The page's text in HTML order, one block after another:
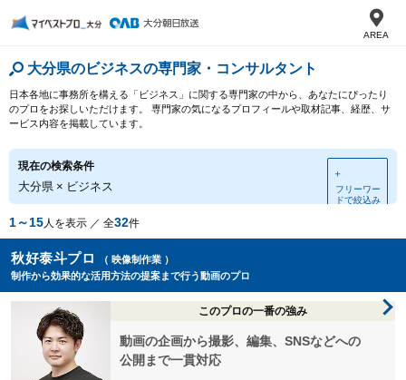
AREA
大分県のビジネスの専門家・コンサルタント
日本各地に事務所を構える「ビジネス」に関する専門家の中から、あなたにぴったり
のプロをお探しいただけます。 専門家の気になるプロフィールや取材記事、経歴、サ
ービス内容を掲載しています。
現在の検索条件
大分県 × ビジネス
＋
フリーワー
ドで絞込み
1～15人を表示 ／ 全32件
秋好泰斗​プロ
（ 映像制作業 ）
制作から効果的な活用方法の提案まで行う動画のプロ
このプロの一番の強み
動画の企画から撮影、編集、SNSなどへの
公開まで一貫対応